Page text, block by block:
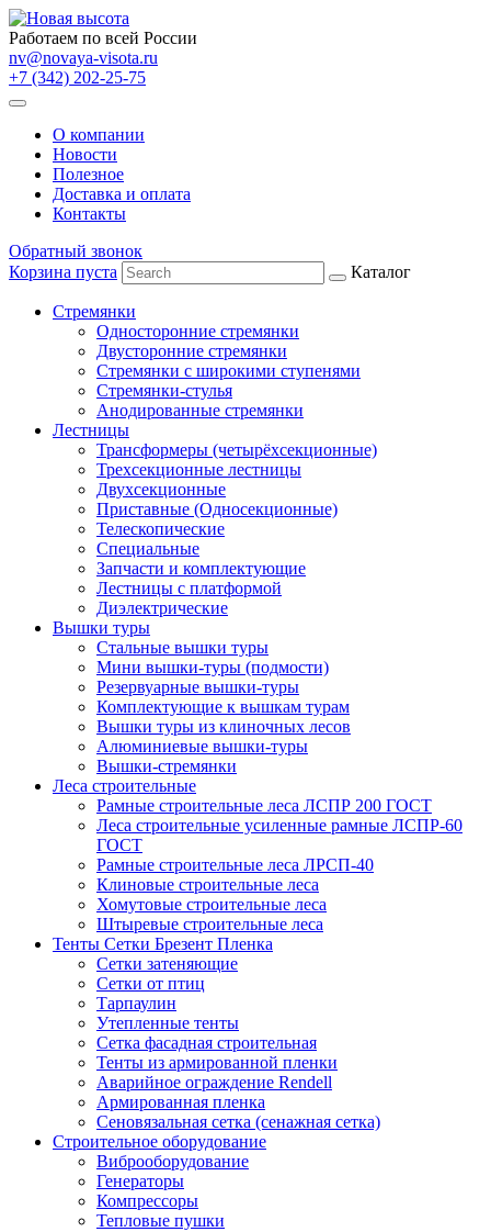
Работаем по всей России
nv@novaya-visota.ru
+7 (342) 202-25-75
О компании
Новости
Полезное
Доставка и оплата
Контакты
Обратный звонок
Корзина пуста
Каталог
Стремянки
Односторонние стремянки
Двусторонние стремянки
Стремянки с широкими ступенями
Стремянки-стулья
Анодированные стремянки
Лестницы
Трансформеры (четырёхсекционные)
Трехсекционные лестницы
Двухсекционные
Приставные (Односекционные)
Телескопические
Специальные
Запчасти и комплектующие
Лестницы с платформой
Диэлектрические
Вышки туры
Стальные вышки туры
Мини вышки-туры (подмости)
Резервуарные вышки-туры
Комплектующие к вышкам турам
Вышки туры из клиночных лесов
Алюминиевые вышки-туры
Вышки-стремянки
Леса строительные
Рамные строительные леса ЛСПР 200 ГОСТ
Леса строительные усиленные рамные ЛСПР-60
ГОСТ
Рамные строительные леса ЛРСП-40
Клиновые строительные леса
Хомутовые строительные леса
Штыревые строительные леса
Тенты Сетки Брезент Пленка
Сетки затеняющие
Сетки от птиц
Тарпаулин
Утепленные тенты
Сетка фасадная строительная
Тенты из армированной пленки
Аварийное ограждение Rendell
Армированная пленка
Сеновязальная сетка (сенажная сетка)
Строительное оборудование
Виброоборудование
Генераторы
Компрессоры
Тепловые пушки